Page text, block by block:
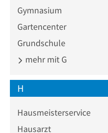
Gymnasium
Gartencenter
Grundschule
mehr mit G
H
Hausmeisterservice
Hausarzt